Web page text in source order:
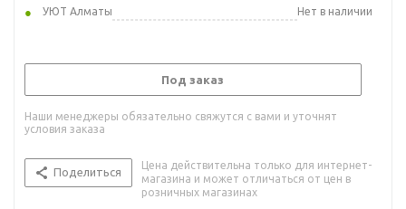
УЮТ Алматы
Нет в наличии
Под заказ
Наши менеджеры обязательно свяжутся с вами и уточнят
условия заказа
Поделиться
Цена действительна только для интернет-
магазина и может отличаться от цен в
розничных магазинах